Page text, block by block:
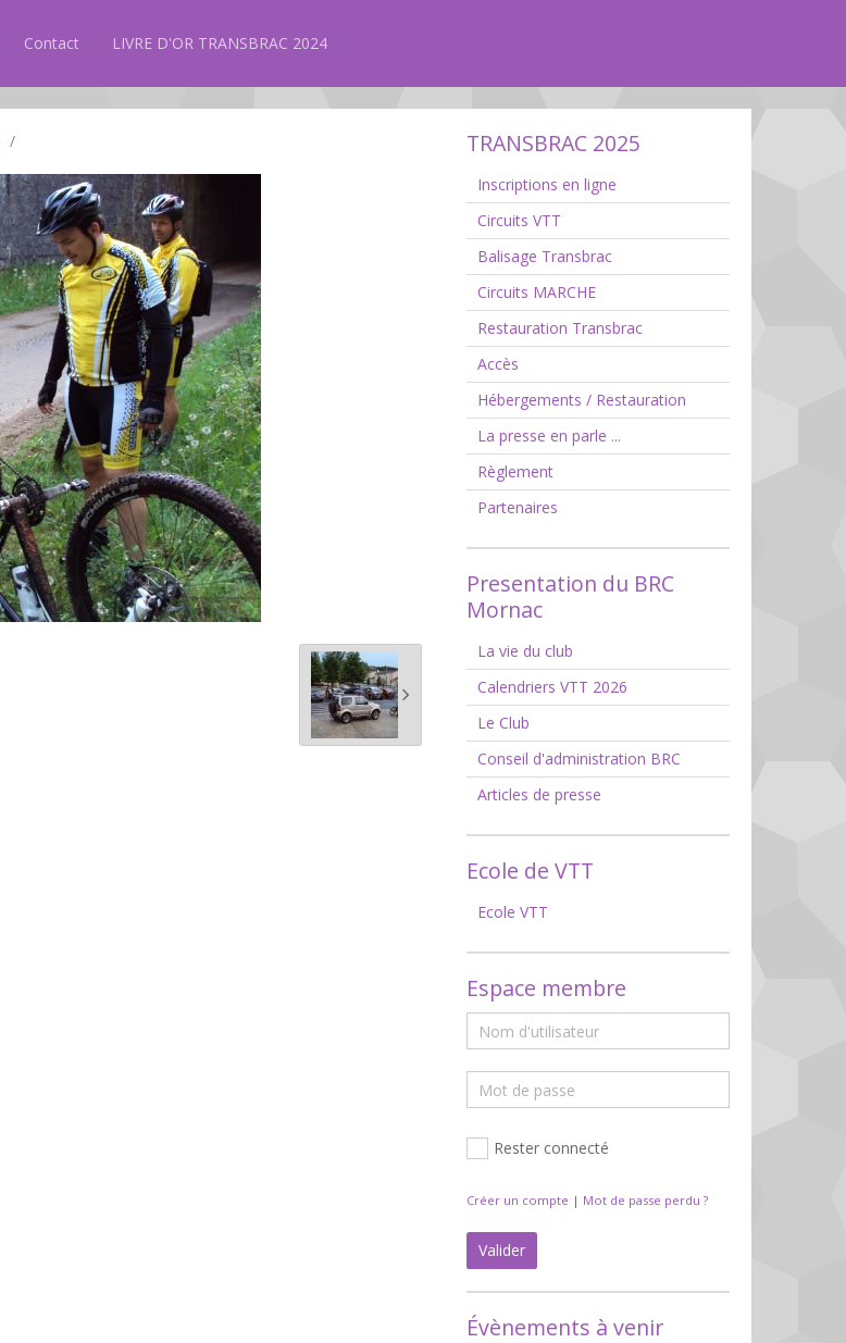
Contact LIVRE D'OR TRANSBRAC 2024
TRANSBRAC 2025
Inscriptions en ligne
Circuits VTT
Balisage Transbrac
Circuits MARCHE
Restauration Transbrac
Accès
Hébergements / Restauration
La presse en parle ...
Règlement
Partenaires
Presentation du BRC
Mornac
La vie du club
Calendriers VTT 2026
Le Club
Conseil d'administration BRC
Articles de presse
Ecole de VTT
Ecole VTT
Espace membre
Rester connecté
Créer un compte | Mot de passe perdu ?
Valider
Évènements à venir